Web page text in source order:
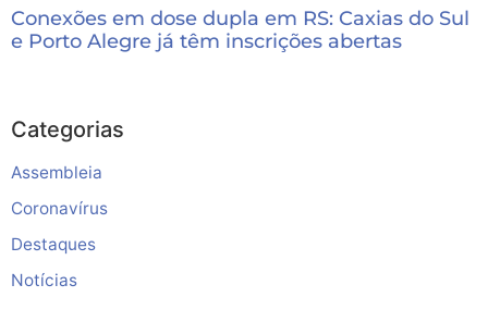
Conexões em dose dupla em RS: Caxias do Sul
e Porto Alegre já têm inscrições abertas
Categorias
Assembleia
Coronavírus
Destaques
Notícias